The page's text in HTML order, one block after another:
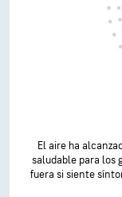
El aire ha
saludable para los
fuera si siente